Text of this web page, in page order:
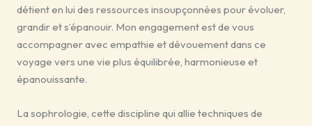
détient en lui des ressources insoupçonnées pour évoluer,
grandir et s’épanouir. Mon engagement est de vous
accompagner avec empathie et dévouement dans ce
voyage vers une vie plus équilibrée, harmonieuse et
épanouissante.
La sophrologie, cette discipline qui allie techniques de